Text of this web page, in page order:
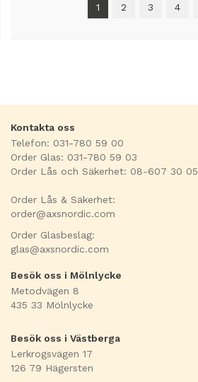
1 2 3 4
Kontakta oss
Telefon: 031-780 59 00
Order Glas: 031-780 59 03
Order Lås och Säkerhet: 08-607 30 05
Order Lås & Säkerhet:
order@axsnordic.com
Order Glasbeslag:
glas@axsnordic.com
Besök oss i Mölnlycke
Metodvägen 8
435 33 Mölnlycke
Besök oss i Västberga
Lerkrogsvägen 17
126 79 Hägersten